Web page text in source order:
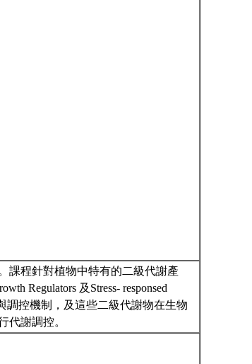
課程針對植物中特有的二級代謝產
Regulators 及Stress- responsed
調控機制，及這些二級代謝物在生物
代謝調控。